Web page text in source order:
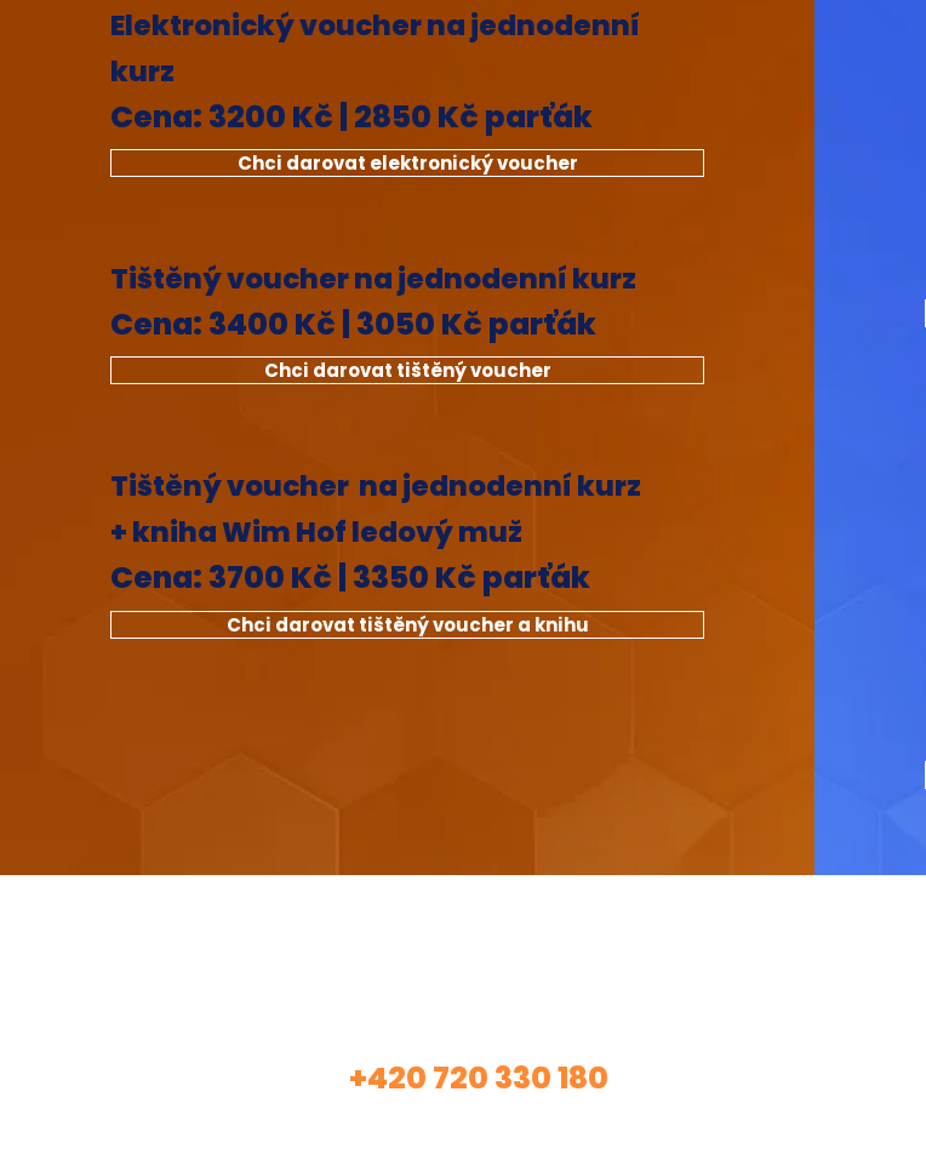
Elektronický voucher na jednodenní
kurz
Cena: 3200 Kč | 2850 Kč parťák
Chci darovat elektronický voucher
Tištěný voucher na jednodenní kurz
Cena: 3400 Kč | 3050 Kč parťák
Chci darovat tištěný voucher
Tištěný voucher na jednodenní kurz
+ kniha Wim Hof ledový muž
Cena: 3700 Kč | 3350 Kč parťák
Chci darovat tištěný voucher a knihu
+420 720 330 180